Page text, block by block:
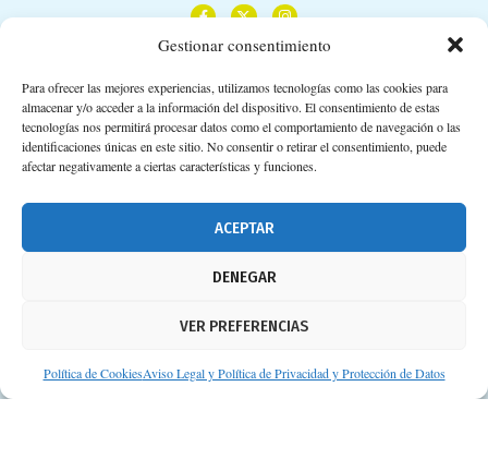
Gestionar consentimiento
Para ofrecer las mejores experiencias, utilizamos tecnologías como las cookies para
almacenar y/o acceder a la información del dispositivo. El consentimiento de estas
tecnologías nos permitirá procesar datos como el comportamiento de navegación o las
identificaciones únicas en este sitio. No consentir o retirar el consentimiento, puede
afectar negativamente a ciertas características y funciones.
ACEPTAR
DENEGAR
VER PREFERENCIAS
Política de CookiesAviso Legal y Política de Privacidad y Protección de Datos
Calle Camino de los Descubrimientos, 11,
Planta 3ª 41092 – Sevilla
674 02 62 03
Aviso legal
Protección de datos personales
Suscripción a Newsletter